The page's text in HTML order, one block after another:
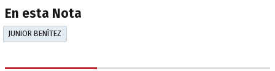
En esta Nota
JUNIOR BENÍTEZ